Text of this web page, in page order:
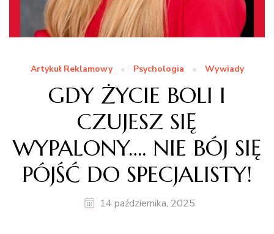
Artykuł Reklamowy Psychologia Wywiady
GDY ŻYCIE BOLI I
CZUJESZ SIĘ
WYPALONY…. NIE BÓJ SIĘ
PÓJŚĆ DO SPECJALISTY!
14 października, 2025